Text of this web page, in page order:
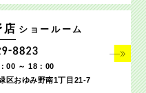
店 ショールーム
00 ～ 18：00
区おゆみ野南1丁目21-7